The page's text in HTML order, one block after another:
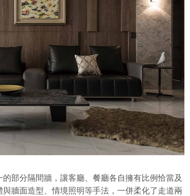
部分隔間牆，讓客廳、餐廳各自擁有比例恰當及
牆面造型、情境照明等手法，一併柔化了走道兩